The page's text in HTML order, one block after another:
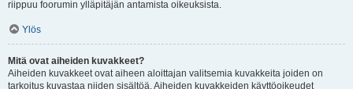
riippuu foorumin ylläpitäjän antamista oikeuksista.
Ylös
Mitä ovat aiheiden kuvakkeet?
Aiheiden kuvakkeet ovat aiheen aloittajan valitsemia kuvakkeita joiden on
tarkoitus kuvastaa niiden sisältöä. Aiheiden kuvakkeiden käyttöoikeudet